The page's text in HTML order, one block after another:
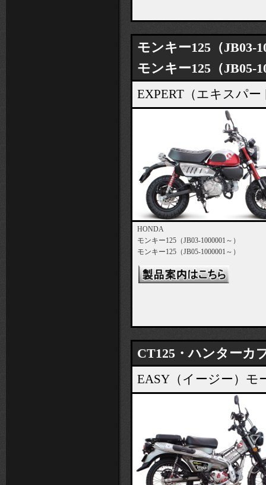
モンキー125（JB03-
モンキー125（JB05-
EXPERT（エキスパ
HONDA
モンキー125（JB03-1000001～）
モンキー125（JB05-1000001～）
CT125・ハンターカ
EASY（イージー）